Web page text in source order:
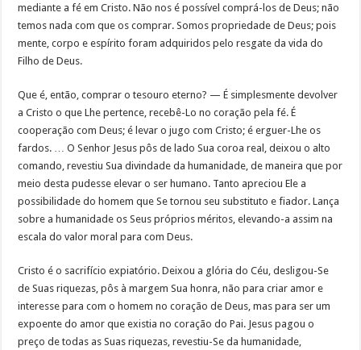
mediante a fé em Cristo. Não nos é possível comprá-los de Deus; não
temos nada com que os comprar. Somos propriedade de Deus; pois
mente, corpo e espírito foram adquiridos pelo resgate da vida do
Filho de Deus.
Que é, então, comprar o tesouro eterno? — É simplesmente devolver
a Cristo o que Lhe pertence, recebê-Lo no coração pela fé. É
cooperação com Deus; é levar o jugo com Cristo; é erguer-Lhe os
fardos. … O Senhor Jesus pôs de lado Sua coroa real, deixou o alto
comando, revestiu Sua divindade da humanidade, de maneira que por
meio desta pudesse elevar o ser humano. Tanto apreciou Ele a
possibilidade do homem que Se tornou seu substituto e fiador. Lança
sobre a humanidade os Seus próprios méritos, elevando-a assim na
escala do valor moral para com Deus.
Cristo é o sacrifício expiatório. Deixou a glória do Céu, desligou-Se
de Suas riquezas, pôs à margem Sua honra, não para criar amor e
interesse para com o homem no coração de Deus, mas para ser um
expoente do amor que existia no coração do Pai. Jesus pagou o
preço de todas as Suas riquezas, revestiu-Se da humanidade,